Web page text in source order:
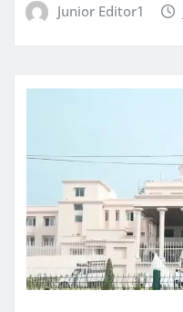
Junior Editor1